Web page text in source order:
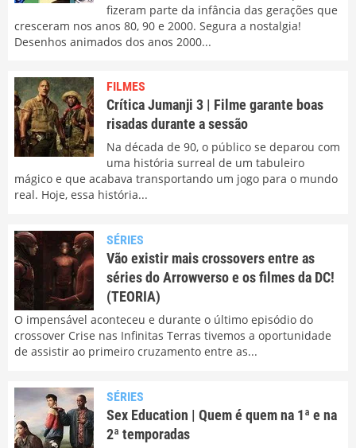
fizeram parte da infância das gerações que
cresceram nos anos 80, 90 e 2000. Segura a nostalgia!
Desenhos animados dos anos 2000...
FILMES
Crítica Jumanji 3 | Filme garante boas
risadas durante a sessão
Na década de 90, o público se deparou com
uma história surreal de um tabuleiro
mágico e que acabava transportando um jogo para o mundo
real. Hoje, essa história...
SÉRIES
Vão existir mais crossovers entre as
séries do Arrowverso e os filmes da DC!
(TEORIA)
O impensável aconteceu e durante o último episódio do
crossover Crise nas Infinitas Terras tivemos a oportunidade
de assistir ao primeiro cruzamento entre as...
SÉRIES
Sex Education | Quem é quem na 1ª e na
2ª temporadas